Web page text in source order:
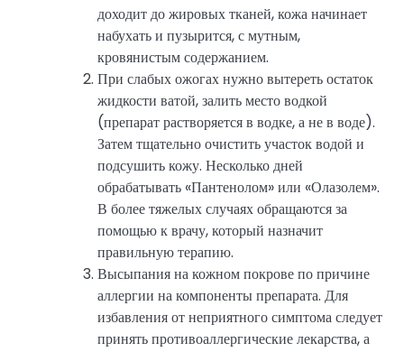
доходит до жировых тканей, кожа начинает
набухать и пузырится, с мутным,
кровянистым содержанием.
При слабых ожогах нужно вытереть остаток
жидкости ватой, залить место водкой
(препарат растворяется в водке, а не в воде).
Затем тщательно очистить участок водой и
подсушить кожу. Несколько дней
обрабатывать «Пантенолом» или «Олазолем».
В более тяжелых случаях обращаются за
помощью к врачу, который назначит
правильную терапию.
Высыпания на кожном покрове по причине
аллергии на компоненты препарата. Для
избавления от неприятного симптома следует
принять противоаллергические лекарства, а